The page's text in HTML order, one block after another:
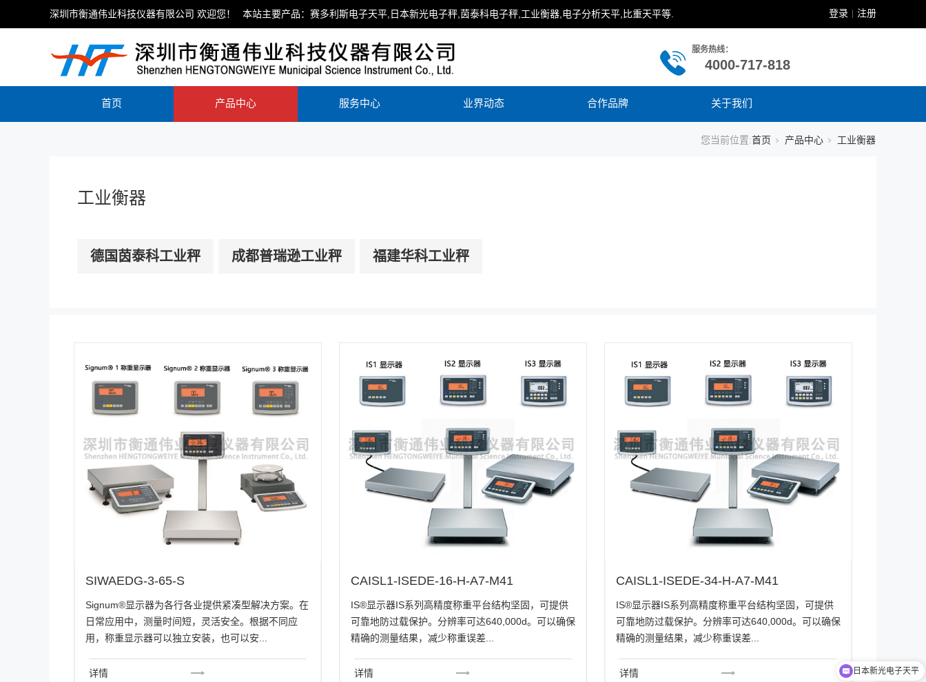
深圳市衡通伟业科技仪器有限公司 欢迎您！ 登录 注册
本站主要产品：赛多利斯电子天平,日本新光电子秤,茵泰科电子秤,工业衡器,电子分析天平,比重天平等.
服务热线：
4000-717-818
首页 产品中心 服务中心 业界动态 合作品牌 关于我们
您当前位置:首页 产品中心 工业衡器
工业衡器
德国茵泰科工业秤 成都普瑞逊工业秤 福建华科工业秤
SIWAEDG-3-65-S
Signum®显示器为各行各业提供紧凑型解决方案。在
日常应用中，测量时间短，灵活安全。根据不同应
用，称重显示器可以独立安装，也可以安...
详情
CAISL1-ISEDE-16-H-A7-M41
IS®显示器IS系列高精度称重平台结构坚固，可提供
可靠地防过载保护。分辨率可达640,000d。可以确保
精确的测量结果，减少称重误差...
详情
CAISL1-ISEDE-34-H-A7-M41
IS®显示器IS系列高精度称重平台结构坚固，可提供
可靠地防过载保护。分辨率可达640,000d。可以确保
精确的测量结果，减少称重误差...
详情 日本新光电子天平